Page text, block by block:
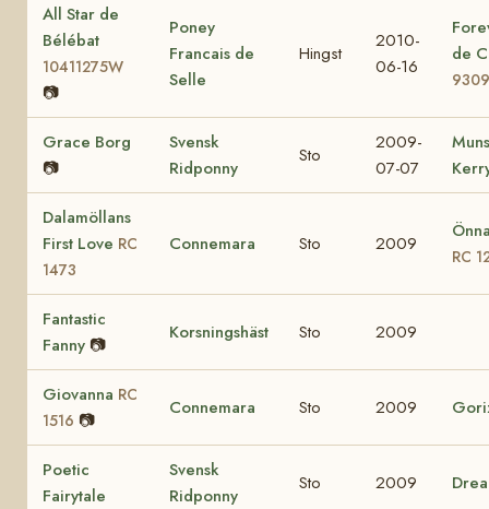
All Star de
Bélébat
10411275W
📷
Poney
Francais de
Selle
Hingst
2010-
06-16
de
Grace Borg
📷
Svensk
Ridponny
Sto
2009-
07-07
Dalamöllans
First Love RC
1473
Connemara Sto 2009
RC
Fantastic
Fanny 📷
Korsningshäst Sto 2009
Giovanna RC
1516 📷
Connemara Sto 2009
Poetic
Fairytale
Svensk
Ridponny
Sto 2009